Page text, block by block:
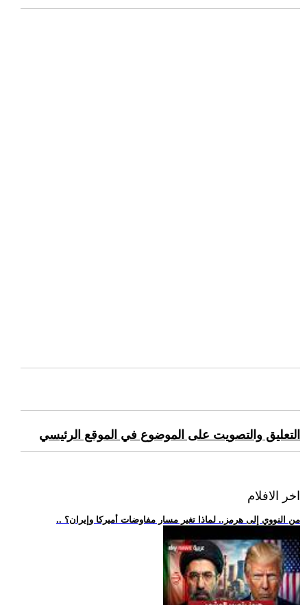
التعليق والتصويت على الموضوع في الموقع الرئيسي
اخر الافلام
.. من النووي إلى هرمز.. لماذا تغير مسار مفاوضات أميركا وإيران؟